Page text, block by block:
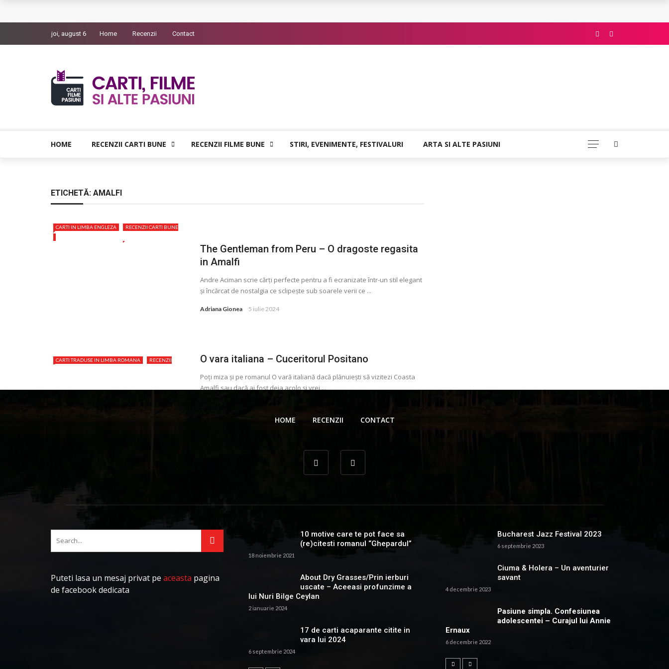
Bolla – O iubire interzisa din Pristina
Indragostitii de Franz K. – Justitiarii literaturii
Un artist al foamei – Prozele de la final
joi, august 6 Home Recenzii Contact
HOME RECENZII CARTI BUNE RECENZII FILME BUNE STIRI, EVENIMENTE, FESTIVALURI ARTA SI ALTE PASIUNI
ETICHETĂ: AMALFI
CARTI IN LIMBA ENGLEZA RECENZII CARTI BUNE
The Gentleman from Peru – O dragoste regasita
in Amalfi
Andre Aciman scrie cărţi perfecte pentru a fi ecranizate într-un stil elegant
și încărcat de nostalgia ce sclipește sub soarele verii ce ...
Adriana Gionea 5 iulie 2024
CARTI TRADUSE IN LIMBA ROMANA
RECENZII
O vara italiana – Cuceritorul Positano
Poţi miza și pe romanul O vară italiană dacă plănuiești să vizitezi Coasta
Amalfi sau dacă ai fost deja acolo și vrei ...
HOME RECENZII CONTACT
Puteti lasa un mesaj privat pe aceasta pagina
de facebook dedicata
10 motive care te pot face sa
(re)citesti romanul “Ghepardul”
18 noiembrie 2021
About Dry Grasses/Prin ierburi
uscate – Aceeasi profunzime a
lui Nuri Bilge Ceylan
2 ianuarie 2024
17 de carti acaparante citite in
vara lui 2024
6 septembrie 2024
Bucharest Jazz Festival 2023
6 septembrie 2023
Ciuma & Holera – Un aventurier
savant
4 decembrie 2023
Pasiune simpla. Confesiunea
adolescentei – Curajul lui Annie
Ernaux
6 decembrie 2022